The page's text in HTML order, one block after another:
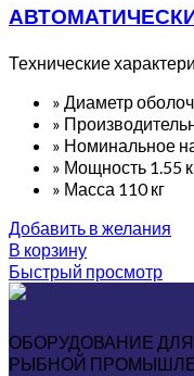
Технические
» Диаметр
»
» Номинальное
» Мощность 1.55
» Масса 110 кг
Добавить в желания
В корзину
Быстрый просмотр
ОБОРУДОВАНИЕ
РЫБНОЙ